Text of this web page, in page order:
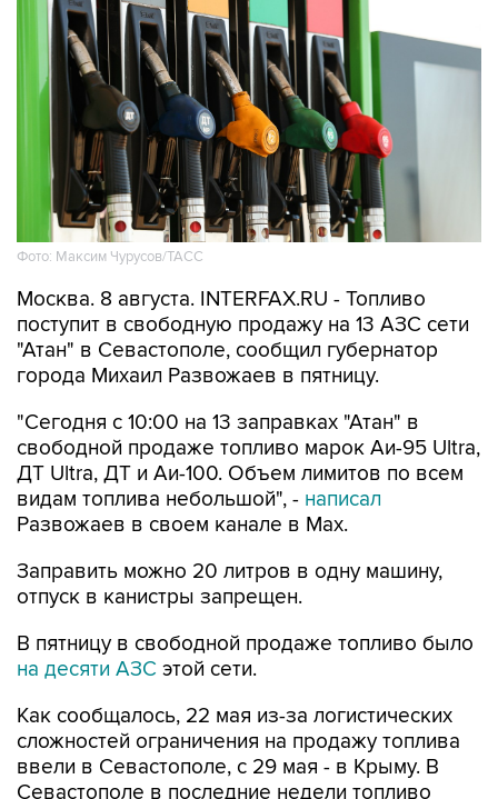
Фото: Максим Чурусов/ТАСС
Москва. 8 августа. INTERFAX.RU - Топливо
поступит в свободную продажу на 13 АЗС сети
"Атан" в Севастополе, сообщил губернатор
города Михаил Развожаев в пятницу.
"Сегодня с 10:00 на 13 заправках "Атан" в
свободной продаже топливо марок Аи-95 Ultra,
ДТ Ultra, ДТ и Аи-100. Объем лимитов по всем
видам топлива небольшой", - написал
Развожаев в своем канале в Max.
Заправить можно 20 литров в одну машину,
отпуск в канистры запрещен.
В пятницу в свободной продаже топливо было
на десяти АЗС этой сети.
Как сообщалось, 22 мая из-за логистических
сложностей ограничения на продажу топлива
ввели в Севастополе, с 29 мая - в Крыму. В
Севастополе в последние недели топливо